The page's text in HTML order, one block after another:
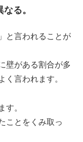
る。
と言われることが
壁がある割合が多
言われます。
。
ことをくみ取っ